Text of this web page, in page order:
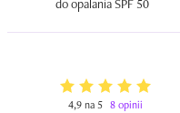
4,9 na 5 8 opinii